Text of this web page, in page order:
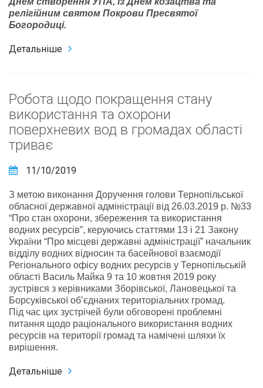
релігійним святом Покрови Пресвятої
Богородиці.
Детальніше
Робота щодо покращення стану
використання та охорони
поверхневих вод в громадах області
триває
11/10/2019
З метою виконання Доручення голови Тернопільської
обласної державної адміністрації від 26.03.2019 р. №33
“Про стан охорони, збереження та використання
водних ресурсів”, керуючись статтями 13 і 21 Закону
України “Про місцеві державні адміністрації” начальник
відділу водних відносин та басейнової взаємодії
Регіонального офісу водних ресурсів у Тернопільській
області Василь Майка 9 та 10 жовтня 2019 року
зустрівся з керівниками Зборівської, Лановецької та
Борсуківської об’єднаних територіальних громад.
Під час цих зустрічей були обговорені проблемні
питання щодо раціонального використання водних
ресурсів на території громад та намічені шляхи їх
вирішення.
Детальніше